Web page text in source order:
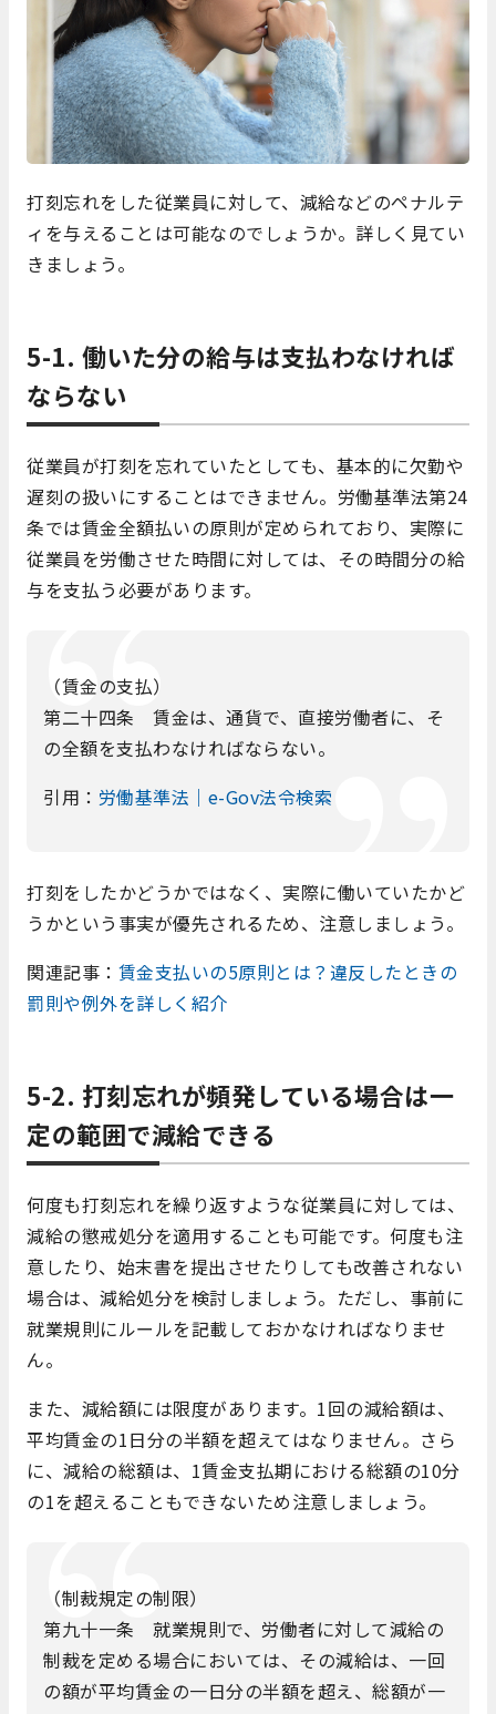
打刻忘れをした従業員に対して、減給などのペナルテ
ィを与えることは可能なのでしょうか。詳しく見てい
きましょう。
5-1. 働いた分の給与は支払わなければ
ならない
従業員が打刻を忘れていたとしても、基本的に欠勤や
遅刻の扱いにすることはできません。労働基準法第24
条では賃金全額払いの原則が定められており、実際に
従業員を労働させた時間に対しては、その時間分の給
与を支払う必要があります。
（賃金の支払）
第二十四条 賃金は、通貨で、直接労働者に、そ
の全額を支払わなければならない。
引用： 労働基準法｜e-Gov法令検索
打刻をしたかどうかではなく、実際に働いていたかど
うかという事実が優先されるため、注意しましょう。
関連記事： 賃金支払いの5原則とは？違反したときの
罰則や例外を詳しく紹介
5-2. 打刻忘れが頻発している場合は一
定の範囲で減給できる
何度も打刻忘れを繰り返すような従業員に対しては、
減給の懲戒処分を適用することも可能です。何度も注
意したり、始末書を提出させたりしても改善されない
場合は、減給処分を検討しましょう。ただし、事前に
就業規則にルールを記載しておかなければなりませ
ん。
また、減給額には限度があります。1回の減給額は、
平均賃金の1日分の半額を超えてはなりません。さら
に、減給の総額は、1賃金支払期における総額の10分
の1を超えることもできないため注意しましょう。
（制裁規定の制限）
第九十一条 就業規則で、労働者に対して減給の
制裁を定める場合においては、その減給は、一回
の額が平均賃金の一日分の半額を超え、総額が一